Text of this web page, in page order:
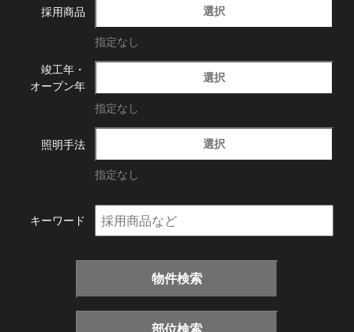
採用商品 選択
指定なし
竣工年・
オープン年
選択
指定なし
照明手法 選択
指定なし
キーワード
物件検索